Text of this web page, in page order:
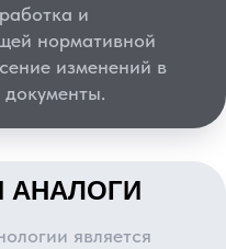
и
нормативной
изменений в
АНАЛОГИ
является